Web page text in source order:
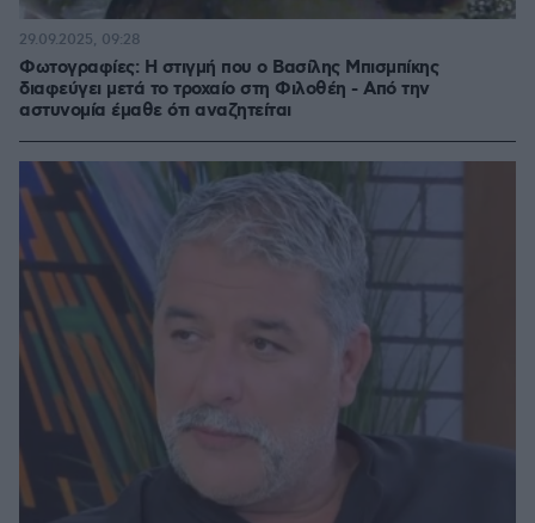
Φωτογραφίες: Η στιγμή που ο Βασίλης Μπισμπίκης
διαφεύγει μετά το τροχαίο στη Φιλοθέη - Από την
αστυνομία έμαθε ότι αναζητείται
29.09.2025, 09:28